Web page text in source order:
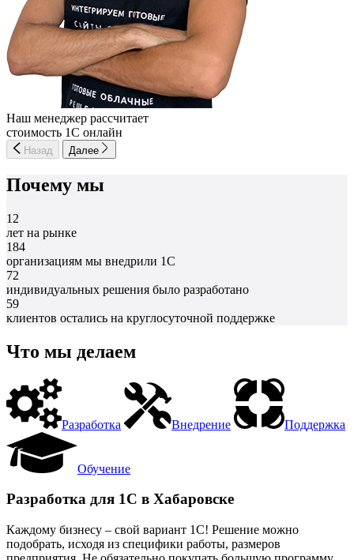
Наш менеджер рассчитает
стоимость 1С онлайн
Назад Далее
Почему мы
12
лет на рынке
184
организациям мы внедрили 1С
72
индивидуальных решения было разработано
59
клиентов остались на круглосуточной поддержке
Что мы делаем
Разработка Внедрение Поддержка
Обучение
Разработка для 1С в Хабаровске
Каждому бизнесу – свой вариант 1С! Решение можно
подобрать, исходя из специфики работы, размеров